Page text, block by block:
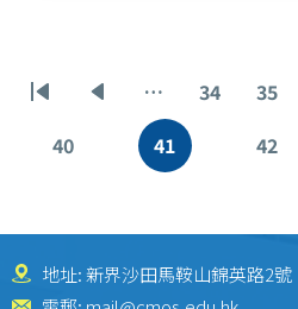
Pagination
First
page
Previous
page
…
Page
34 35
Page
40
Current
41
Page
42
地址: 新界沙田馬鞍山錦英路2號